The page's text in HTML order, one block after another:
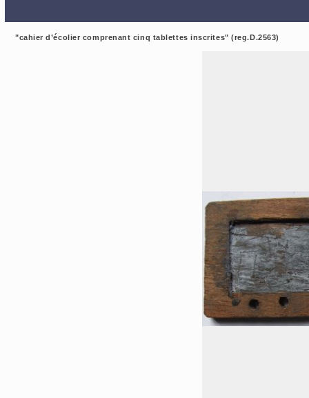
"cahier d’écolier comprenant cinq tablettes inscrites" (reg.D.2563)